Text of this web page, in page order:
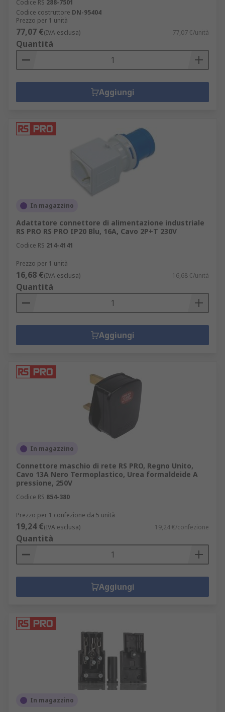
Codice RS 288-7501
Codice costruttore DN-95404
Prezzo per 1 unità
77,07 €(IVA esclusa) 77,07 €/unità
Quantità
Aggiungi
In magazzino
Adattatore connettore di alimentazione industriale
RS PRO RS PRO IP20 Blu, 16A, Cavo 2P+T 230V
Codice RS 214-4141
Prezzo per 1 unità
16,68 €(IVA esclusa) 16,68 €/unità
Quantità
Aggiungi
In magazzino
Connettore maschio di rete RS PRO, Regno Unito,
Cavo 13A Nero Termoplastico, Urea formaldeide A
pressione, 250V
Codice RS 854-380
Prezzo per 1 confezione da 5 unità
19,24 €(IVA esclusa) 19,24 €/confezione
Quantità
Aggiungi
In magazzino